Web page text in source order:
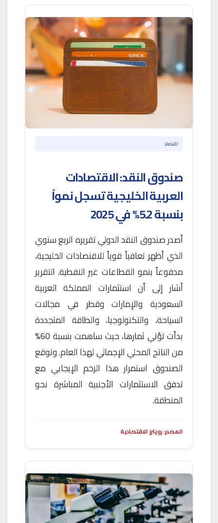
اقتصاد
صندوق النقد: الاقتصادات
العربية الخليجية تسجل نمواً
بنسبة 5.2% في 2025
أصدر صندوق النقد الدولي تقريره الربع سنوي
الذي أظهر تعافياً قوياً للاقتصادات الخليجية،
مدفوعاً بنمو القطاعات غير النفطية. التقرير
أشار إلى أن استثمارات المملكة العربية
السعودية والإمارات وقطر في مجالات
السياحة، والتكنولوجيا، والطاقة المتجددة
بدأت تؤتي ثمارها، حيث ساهمت بنسبة 60%
من الناتج المحلي الإجمالي لهذا العام. وتوقع
الصندوق استمرار هذا الزخم الإيجابي مع
تدفق الاستثمارات الأجنبية المباشرة نحو
المنطقة.
المصدر: رويترز الاقتصادية